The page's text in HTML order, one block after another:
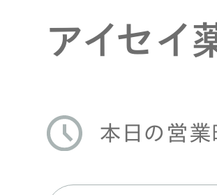
アイセ
本日の営業